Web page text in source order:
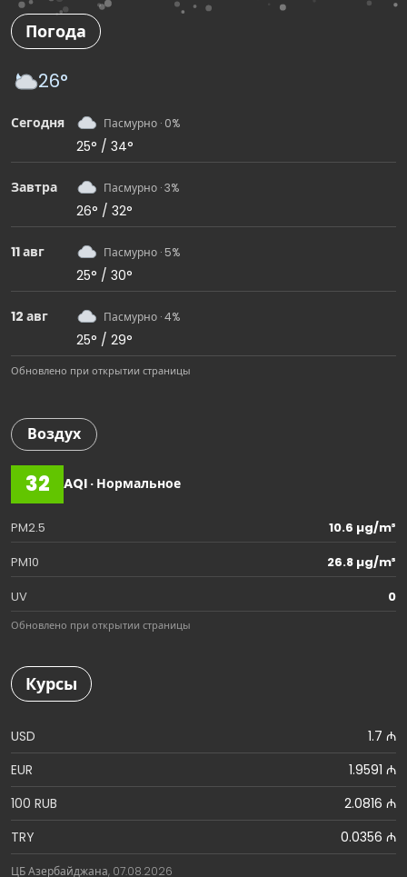
Погода
26°
Сегодня Пасмурно · 0%
25° / 34°
Завтра Пасмурно · 3%
26° / 32°
11 авг Пасмурно · 5%
25° / 30°
12 авг Пасмурно · 4%
25° / 29°
Обновлено при открытии страницы
Воздух
32 AQI · Нормальное
PM2.5
10.6 µg/m³
PM10
26.8 µg/m³
UV
0
Обновлено при открытии страницы
Курсы
USD
1.7 ₼
EUR
1.9591 ₼
100 RUB
2.0816 ₼
TRY
0.0356 ₼
ЦБ Азербайджана, 07.08.2026